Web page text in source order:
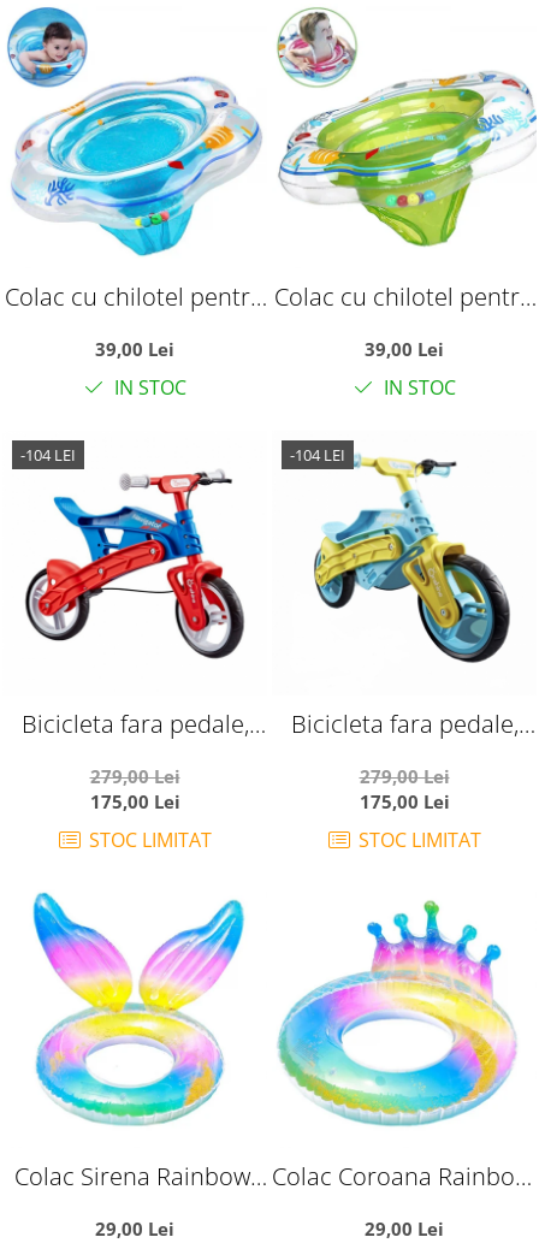
Colac cu chilotel pentru
39,00 Lei
IN STOC
Colac cu chilotel pentru
39,00 Lei
IN STOC
-104 LEI
Bicicleta fara pedale,
Navigator, rosu cu
albastru
279,00 Lei
175,00 Lei
STOC LIMITAT
-104 LEI
Bicicleta fara pedale,
Navigator, vernil cu bleu
279,00 Lei
175,00 Lei
STOC LIMITAT
Colac Sirena Rainbow,
29,00 Lei
Colac Coroana Rainbow,
29,00 Lei